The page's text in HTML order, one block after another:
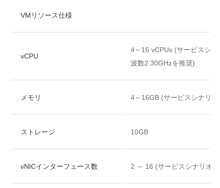
VMリソース仕様
vCPU
4～16 vCPUs (サービスシ
波数2.30GHzを推奨)
メモリ 4～16GB (サービスシナリ
ストレージ 10GB
vNICインターフェース数 2 ～ 16 (サービスシナリオ